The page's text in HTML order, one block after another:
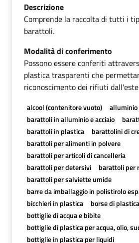
Descrizione
Comprende la raccolta di tutti i
barattoli.
Modalità di conferimento
Possono essere conferiti
plastica trasparenti che
riconoscimento dei rifiuti
alcool (contenitore vuoto)
alluminio
barattoli in alluminio e acciaio
barattoli in plastica
barattolini di
barattoli per alimenti in polvere
barattoli per articoli di cancelleria
barattoli per detersivi
barattoli per
barattoli per salviette umide
barre da imballaggio in polistirolo
bicchieri in plastica
borse di plastica
bottiglie di acqua e bibite
bottiglie di plastica per acqua, olio,
bottiglie in plastica per liquidi